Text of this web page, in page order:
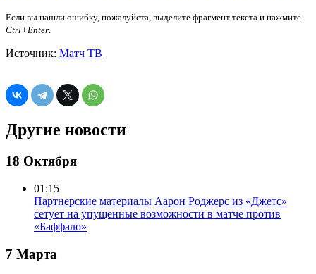
Если вы нашли ошибку, пожалуйста, выделите фрагмент текста и нажмите
Ctrl+Enter.
Источник: Матч ТВ
Другие новости
18 Октября
01:15
Партнерские материалы Аарон Роджерс из «Джетс»
сетует на упущенные возможности в матче против
«Баффало»
7 Марта